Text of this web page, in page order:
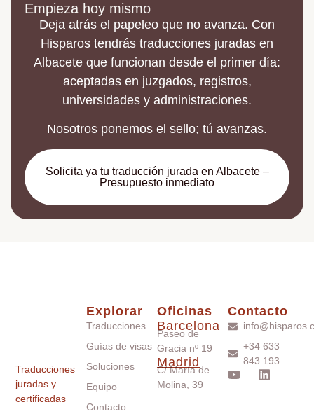
Empieza hoy mismo
Deja atrás el papeleo que no avanza. Con
Hisparos tendrás traducciones juradas en
Albacete que funcionan desde el primer día:
aceptadas en juzgados, registros,
universidades y administraciones.
Nosotros ponemos el sello; tú avanzas.
Solicita ya tu traducción jurada en Albacete –
Presupuesto inmediato
Traducciones
juradas y
certificadas
Explorar
Traducciones
Guías de visas
Soluciones
Equipo
Contacto
Oficinas
Barcelona
Paseo de
Gracia nº 19
Madrid
C/ María de
Molina, 39
Contacto
+34 633
843 193